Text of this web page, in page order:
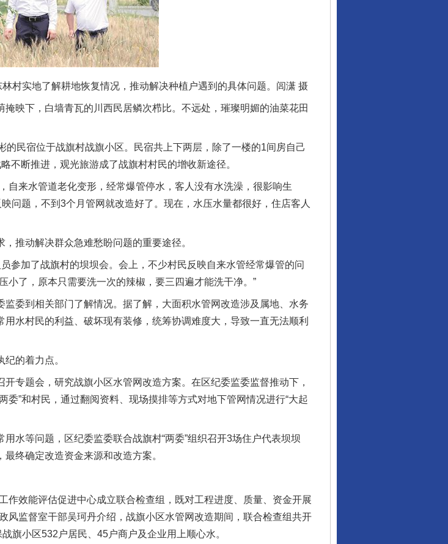
村实地了解耕地恢复情况，推动解决种植户遇到的具体问题。闾潇 摄
下，白墙青瓦的川西民居鳞次栉比。不远处，璀璨明媚的油菜花田
民宿位于战旗村战旗小区。民宿共上下两层，除了一楼的1间房自己
不断推进，观光旅游成了战旗村村民的增收新途径。
来水管道老化变形，经常爆管停水，客人没有水洗澡，很影响生
问题，不到3个月管网就改造好了。现在，水压水量都很好，住店客人
推动解决群众急难愁盼问题的重要途径。
加了战旗村的坝坝会。会上，不少村民反映自来水管经常爆管的问
小了，原本只需要洗一次的辣椒，要三四遍才能洗干净。”
到相关部门了解情况。据了解，大面积水管网改造涉及属地、水务
水村民的利益、破坏现有装修，统筹协调难度大，导致一直无法顺利
的着力点。
题会，研究战旗小区水管网改造方案。在区纪委监委监督推动下，
”和村民，通过翻阅资料、现场摸排等方式对地下管网情况进行“大起
等问题，区纪委监委联合战旗村“两委”组织召开3场住户代表坝坝
终确定改造资金来源和改造方案。
效能评估促进中心成立联合检查组，既对工程进度、质量、资金开展
风监督室干部吴珂丹介绍，战旗小区水管网改造期间，联合检查组共开
旗小区532户居民、45户商户及企业用上顺心水。